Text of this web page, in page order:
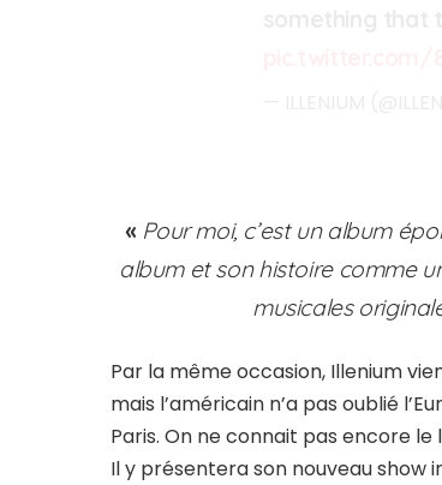
« Pour moi, c’est un album
album et son histoire comme
musicales
Par la même occasion, Illenium
mais l’américain n’a pas oublié
Paris. On ne connait pas encore
Il y présentera son nouveau